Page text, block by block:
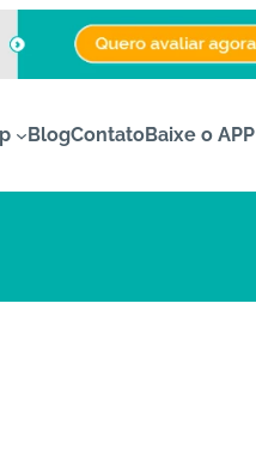
BlogContatoBaixe o APP